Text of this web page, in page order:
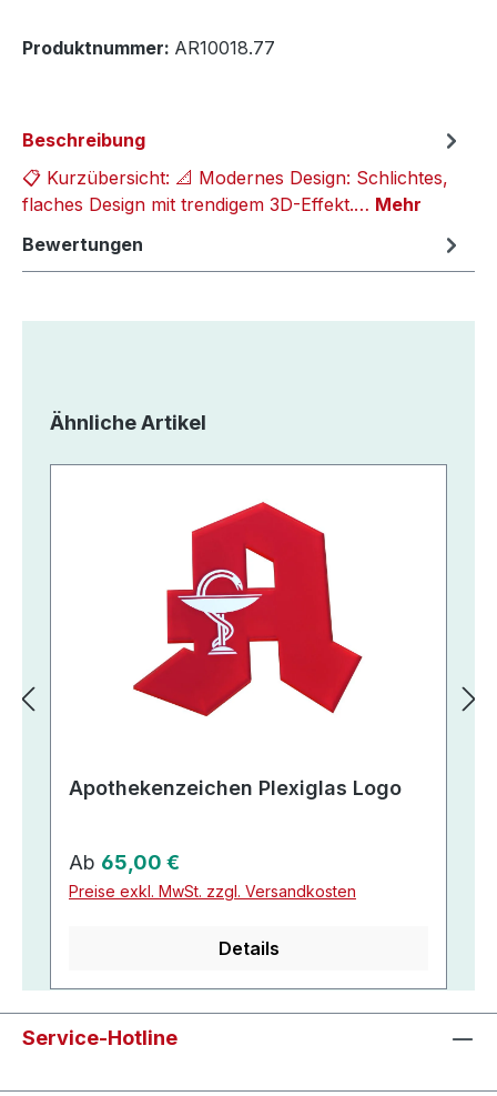
Produktnummer: AR10018.77
Beschreibung
📋 Kurzübersicht: 📐 Modernes Design: Schlichtes,
flaches Design mit trendigem 3D-Effekt.… Mehr
Bewertungen
Produktgalerie überspringen
Ähnliche Artikel
Apothekenzeichen Plexiglas Logo
Regulärer Preis:
Ab 65,00 €
Preise exkl. MwSt. zzgl. Versandkosten
Details
Service-Hotline